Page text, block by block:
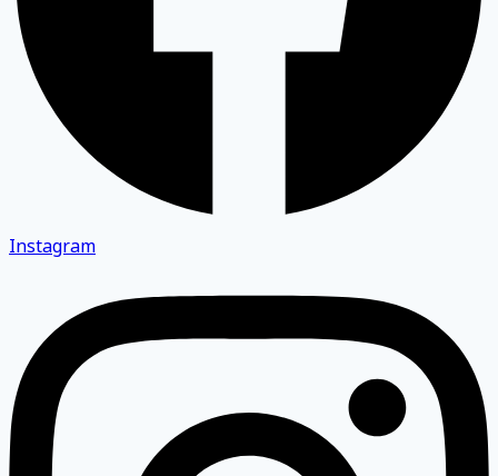
Instagram